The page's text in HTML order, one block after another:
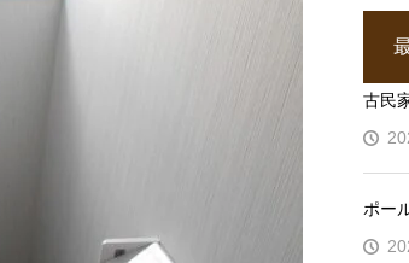
古民
ポー